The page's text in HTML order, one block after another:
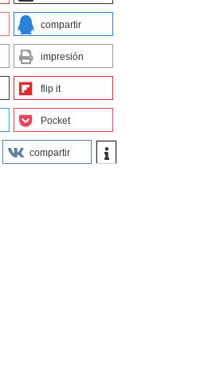
compartir
impresión
flip it
Pocket
compartir